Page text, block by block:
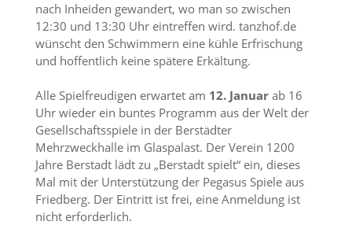
nach Inheiden gewandert, wo man so zwischen
12:30 und 13:30 Uhr eintreffen wird. tanzhof.de
wünscht den Schwimmern eine kühle Erfrischung
und hoffentlich keine spätere Erkältung.
Alle Spielfreudigen erwartet am 12. Januar ab 16
Uhr wieder ein buntes Programm aus der Welt der
Gesellschaftsspiele in der Berstädter
Mehrzweckhalle im Glaspalast. Der Verein 1200
Jahre Berstadt lädt zu „Berstadt spielt“ ein, dieses
Mal mit der Unterstützung der Pegasus Spiele aus
Friedberg. Der Eintritt ist frei, eine Anmeldung ist
nicht erforderlich.